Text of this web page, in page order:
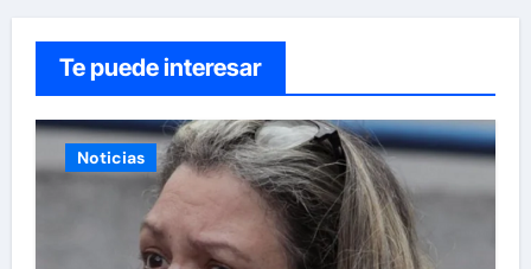
Te puede interesar
Noticias